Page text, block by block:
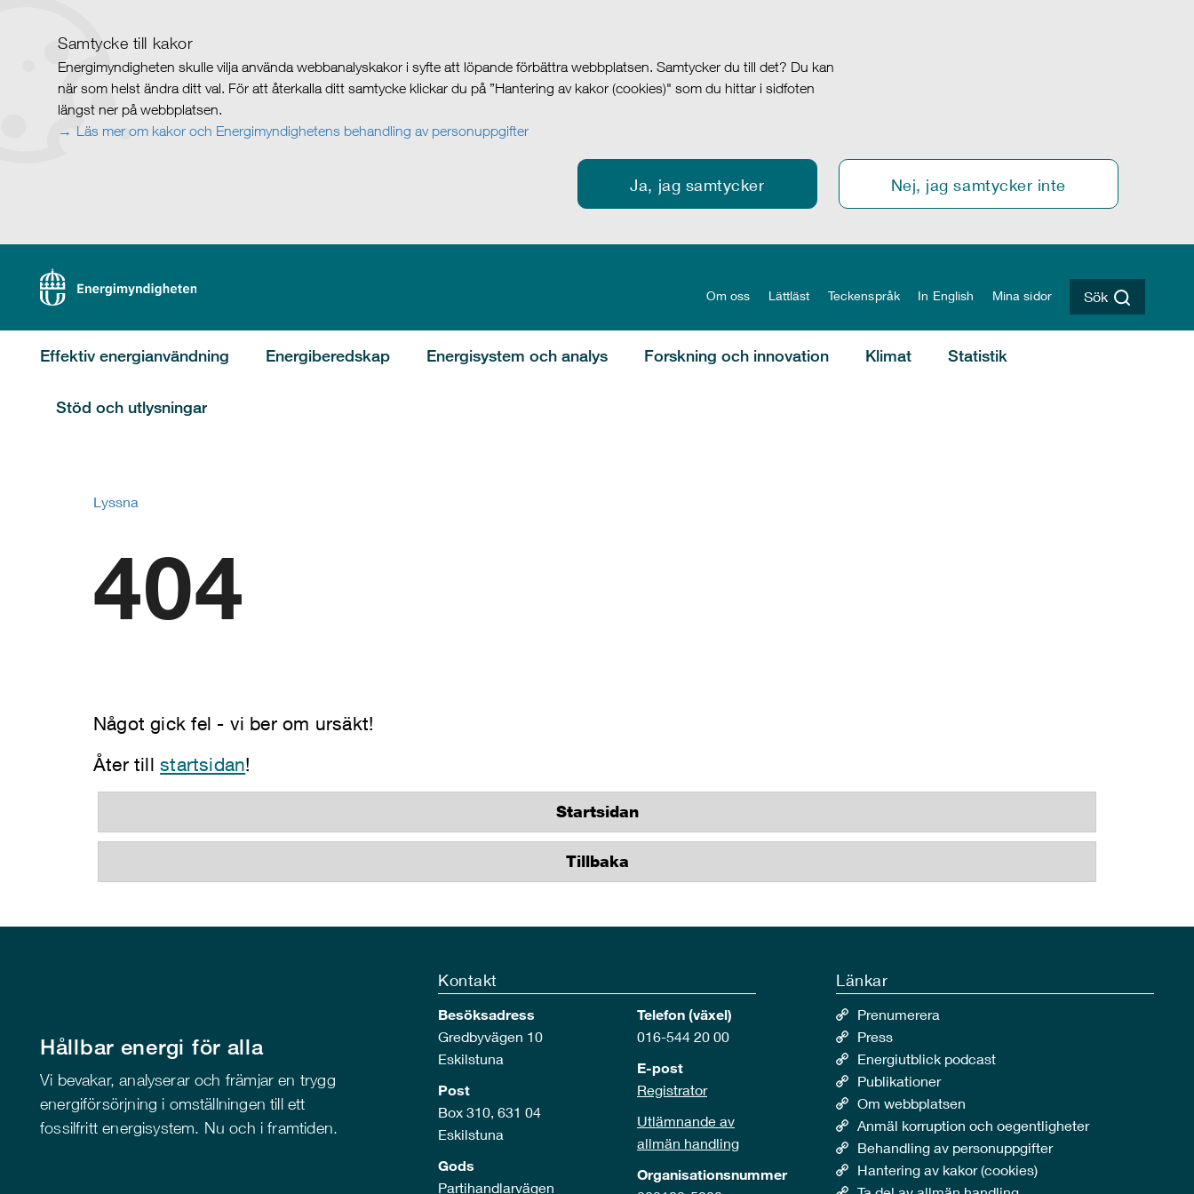
Samtycke till kakor
Energimyndigheten skulle vilja använda webbanalyskakor i syfte att löpande förbättra webbplatsen. Samtycker du till det? Du kan
när som helst ändra ditt val. För att återkalla ditt samtycke klickar du på ”Hantering av kakor (cookies)" som du hittar i sidfoten
längst ner på webbplatsen.
Läs mer om kakor och Energimyndighetens behandling av personuppgifter
Ja, jag samtycker Nej, jag samtycker inte
Om oss Lättläst Teckenspråk In English Mina sidor Sök
Effektiv energianvändning Energiberedskap Energisystem och analys Forskning och innovation Klimat Statistik
Stöd och utlysningar
Lyssna
404
Något gick fel - vi ber om ursäkt!
Åter tillstartsidan!
Startsidan
Tillbaka
Hållbar energi för alla
Vi bevakar, analyserar och främjar en trygg
energiförsörjning i omställningen till ett
fossilfritt energisystem. Nu och i framtiden.
Kontakt
Besöksadress
Gredbyvägen 10
Eskilstuna
Post
Box 310, 631 04
Eskilstuna
Gods
Partihandlarvägen
Telefon (växel)
016-544 20 00
E-post
Registrator
Utlämnande av
allmän handling
Organisationsnummer
Länkar
Prenumerera
Press
Energiutblick podcast
Publikationer
Om webbplatsen
Anmäl korruption och oegentligheter
Behandling av personuppgifter
Hantering av kakor (cookies)